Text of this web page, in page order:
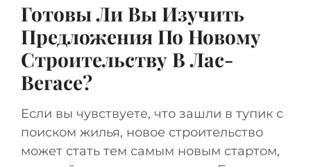
Готовы Ли Вы Изучить
Предложения По Новому
Строительству В Лас-
Вегасе?
Если вы чувствуете, что зашли в тупик с
поиском жилья, новое строительство
может стать тем самым новым стартом,